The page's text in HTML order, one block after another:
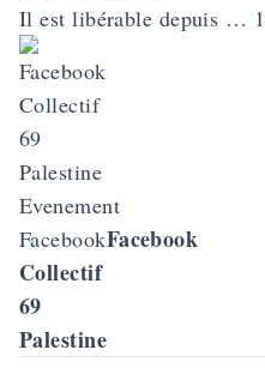
Il est libérable depuis …
Evenement
FacebookFacebook
Collectif
69
Palestine